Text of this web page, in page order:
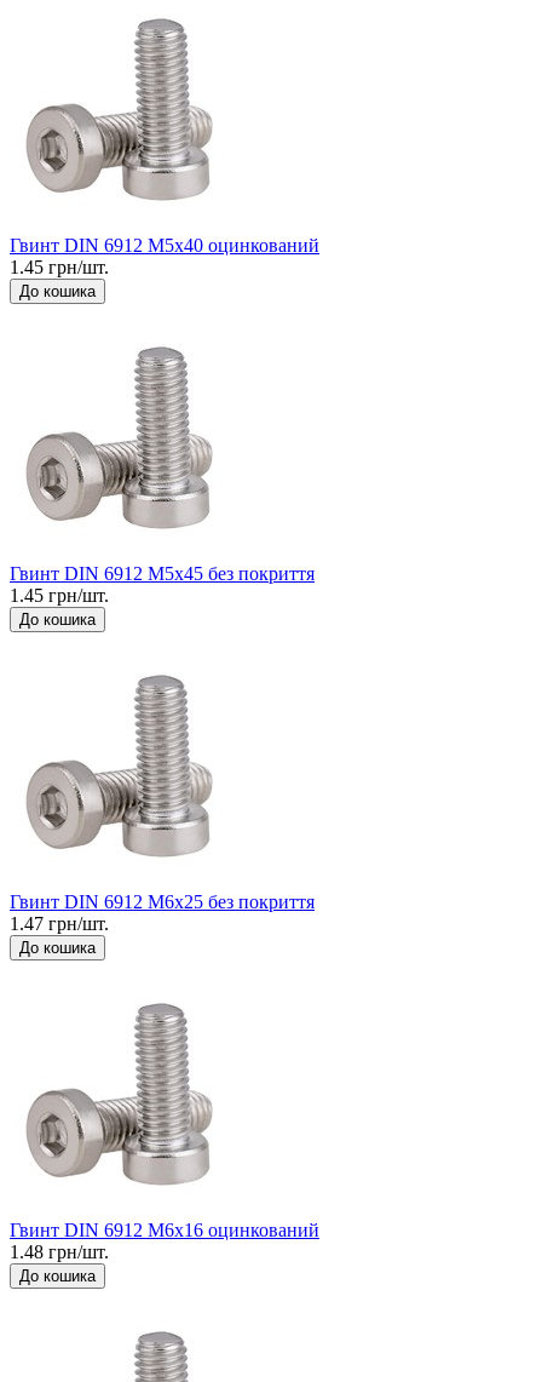
Гвинт DIN 6912 М5x40 оцинкований
1.45 грн/шт.
До кошика
Гвинт DIN 6912 М5x45 без покриття
1.45 грн/шт.
До кошика
Гвинт DIN 6912 М6x25 без покриття
1.47 грн/шт.
До кошика
Гвинт DIN 6912 М6x16 оцинкований
1.48 грн/шт.
До кошика